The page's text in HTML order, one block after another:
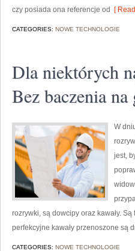
czy posiada ona referencje od
[
CATEGORIES: NOWE TECHNOLOGIE
Dla niektórych
Bez baczenia na
W
jest,
rozrywki, są dowcipy oraz kawały.
perfekcyjne kawały przenoszone są
CATEGORIES: NOWE TECHNOLOGIE